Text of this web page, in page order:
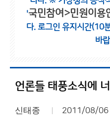
'국민참여>민원이용
다. 로그인 유지시간(10
바
언론들 태풍소식에
신태종 2011/08/06